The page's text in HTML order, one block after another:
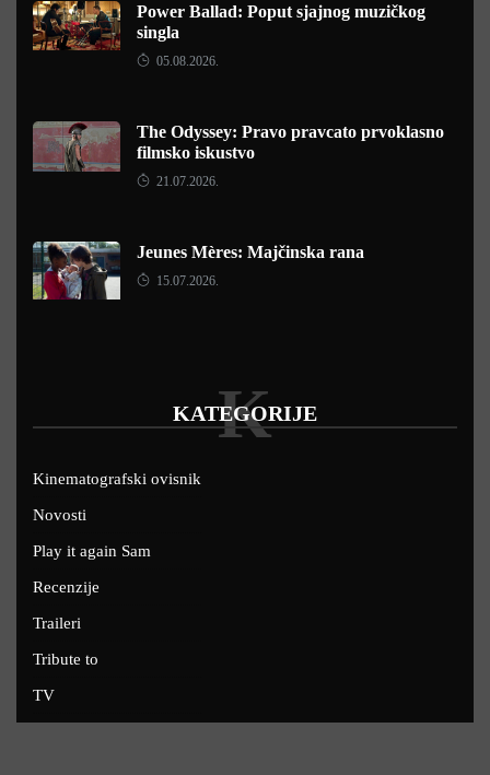
Power Ballad: Poput sjajnog muzičkog
singla
05.08.2026.
The Odyssey: Pravo pravcato prvoklasno
filmsko iskustvo
21.07.2026.
Jeunes Mères: Majčinska rana
15.07.2026.
KATEGORIJE
K
Kinematografski ovisnik
Novosti
Play it again Sam
Recenzije
Traileri
Tribute to
TV